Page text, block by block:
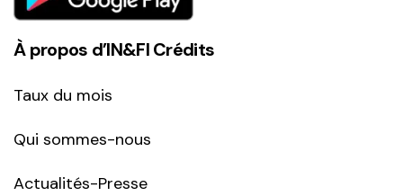
À propos d’IN&FI Crédits
Taux du mois
Qui sommes-nous
Actualités-Presse